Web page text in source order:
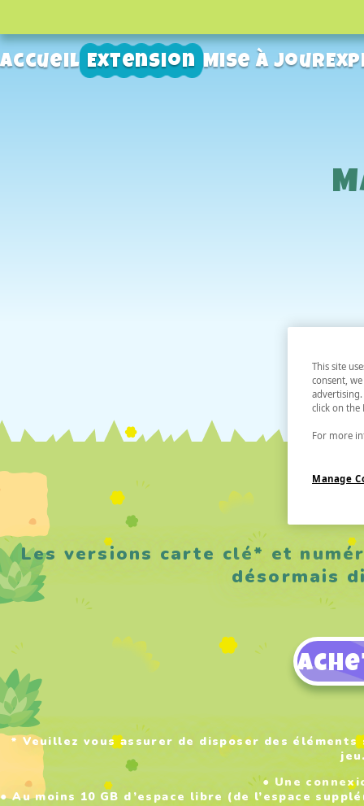
Accueil Extension Mise à jour
Les versions carte clé* et
désormais
* Veuillez vous assurer de disposer des
● Une
● Au moins 10 GB d’espace libre (de l’espace
This site
consent,
advertising.
click on the
For more
Manage